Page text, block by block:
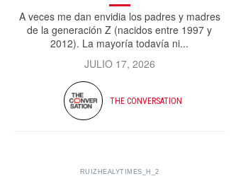
A veces me dan envidia los padres y madres
de la generación Z (nacidos entre 1997 y
2012). La mayoría todavía ni...
JULIO 17, 2026
THE CONVERSATION
RUIZHEALYTIMES_H_2